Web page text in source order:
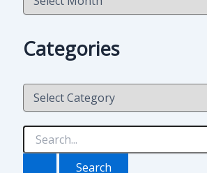
o
Categories
C
e
S